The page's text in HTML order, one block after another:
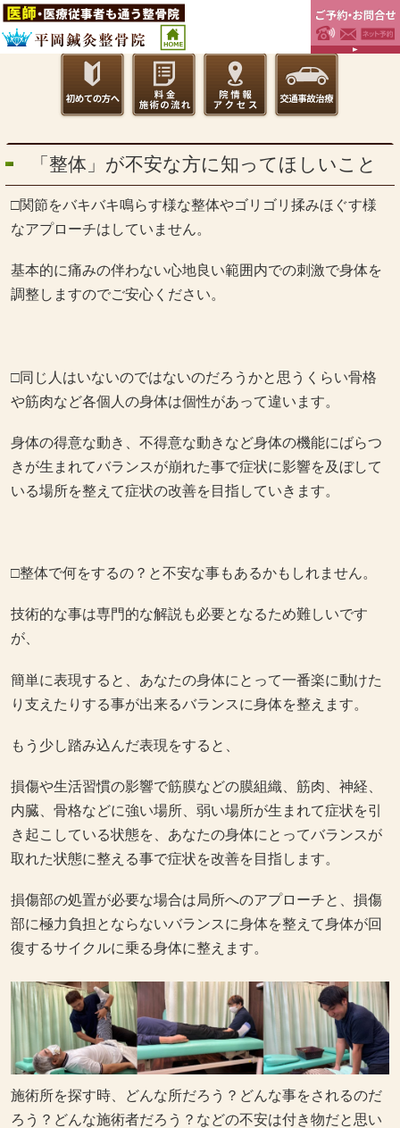
「整体」が不安な方に知ってほしいこと
□関節をバキバキ鳴らす様な整体やゴリゴリ揉みほぐす様
なアプローチはしていません。
基本的に痛みの伴わない心地良い範囲内での刺激で身体を
調整しますのでご安心ください。
□同じ人はいないのではないのだろうかと思うくらい骨格
や筋肉など各個人の身体は個性があって違います。
身体の得意な動き、不得意な動きなど身体の機能にばらつ
きが生まれてバランスが崩れた事で症状に影響を及ぼして
いる場所を整えて症状の改善を目指していきます。
□整体で何をするの？と不安な事もあるかもしれません。
技術的な事は専門的な解説も必要となるため難しいです
が、
簡単に表現すると、あなたの身体にとって一番楽に動けた
り支えたりする事が出来るバランスに身体を整えます。
もう少し踏み込んだ表現をすると、
損傷や生活習慣の影響で筋膜などの膜組織、筋肉、神経、
内臓、骨格などに強い場所、弱い場所が生まれて症状を引
き起こしている状態を、あなたの身体にとってバランスが
取れた状態に整える事で症状を改善を目指します。
損傷部の処置が必要な場合は局所へのアプローチと、損傷
部に極力負担とならないバランスに身体を整えて身体が回
復するサイクルに乗る身体に整えます。
施術所を探す時、どんな所だろう？どんな事をされるのだ
ろう？どんな施術者だろう？などの不安は付き物だと思い